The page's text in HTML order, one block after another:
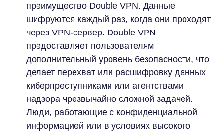
преимущество Double VPN. Данные
шифруются каждый раз, когда они проходят
через VPN-сервер. Double VPN
предоставляет пользователям
дополнительный уровень безопасности, что
делает перехват или расшифровку данных
киберпреступниками или агентствами
надзора чрезвычайно сложной задачей.
Люди, работающие с конфиденциальной
информацией или в условиях высокого